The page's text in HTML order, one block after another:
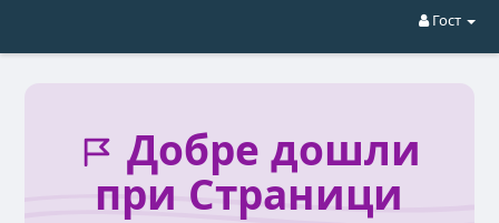
Гост
Добре дошли
при Страници